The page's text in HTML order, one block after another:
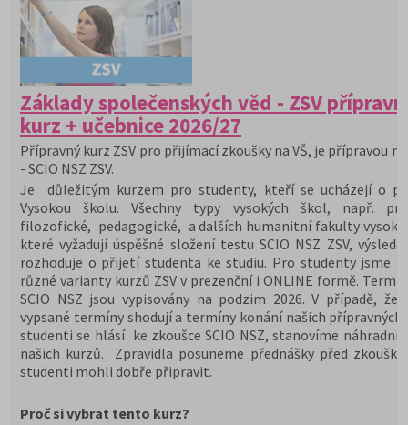
Základy společenských věd - ZSV
kurz + učebnice 2026/27
Přípravný kurz ZSV pro přijímací zkoušky na VŠ, je přípravou
- SCIO NSZ ZSV.
Je důležitým kurzem pro studenty, kteří se ucházejí o
Vysokou školu. Všechny typy vysokých škol, např.
filozofické, pedagogické, a dalších humanitní fakulty
které vyžadují úspěšné složení testu SCIO NSZ ZSV,
rozhoduje o přijetí studenta ke studiu. Pro studenty jsme
různé varianty kurzů ZSV v prezenční i ONLINE formě.
SCIO NSZ jsou vypisovány na podzim 2026. V případě,
vypsané termíny shodují a termíny konání našich přípravných
studenti se hlásí ke zkoušce SCIO NSZ, stanovíme náhradní
našich kurzů. Zpravidla posuneme přednášky před
studenti mohli dobře připravit.
Proč si vybrat tento kurz?